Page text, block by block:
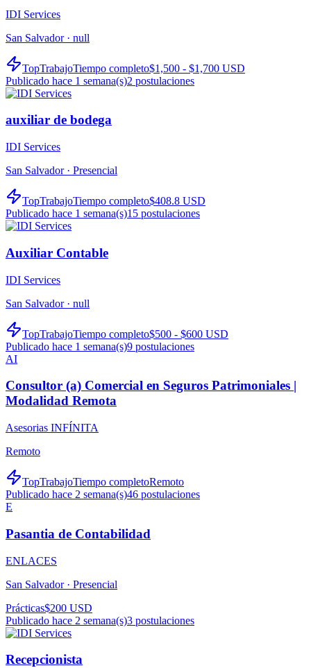
IDI Services
San Salvador · null
TopTrabajoTiempo completo$1,500 - $1,700 USD
Publicado hace 1 semana(s)2 postulaciones
auxiliar de bodega
IDI Services
San Salvador · Presencial
TopTrabajoTiempo completo$408.8 USD
Publicado hace 1 semana(s)15 postulaciones
Auxiliar Contable
IDI Services
San Salvador · null
TopTrabajoTiempo completo$500 - $600 USD
Publicado hace 1 semana(s)9 postulaciones
AI
Consultor (a) Comercial en Seguros Patrimoniales |
Modalidad Remota
Asesorias INFÍNITA
Remoto
TopTrabajoTiempo completoRemoto
Publicado hace 2 semana(s)46 postulaciones
E
Pasantia de Contabilidad
ENLACES
San Salvador · Presencial
Prácticas$200 USD
Publicado hace 2 semana(s)3 postulaciones
Recepcionista